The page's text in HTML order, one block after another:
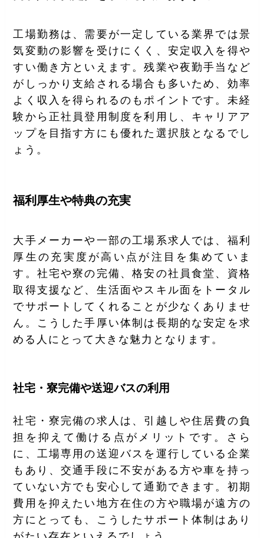
工場勤務は、需要が一定している業界では景
気変動の影響を受けにくく、安定収入を得や
すい働き方といえます。残業や夜勤手当など
がしっかり支給される場合も多いため、効率
よく収入を得られるのもポイントです。未経
験から正社員登用制度を利用し、キャリアア
ップを目指す方にも優れた選択肢となるでし
ょう。
福利厚生や特典の充実
大手メーカーや一部の工場系求人では、福利
厚生の充実度が高い点が注目を集めていま
す。社宅や寮の完備、格安の社員食堂、資格
取得支援など、生活面やスキル面をトータル
でサポートしてくれることが少なくありませ
ん。こうした手厚い体制は長期的な安定を求
める人にとって大きな魅力となります。
社宅・寮完備や送迎バスの利用
社宅・寮完備の求人は、引越しや住居費の負
担を抑えて働ける点がメリットです。さら
に、工場専用の送迎バスを運行している企業
もあり、交通手段に不安がある方や車を持っ
ていない方でも安心して通勤できます。初期
費用を抑えたい地方在住の方や職場が遠方の
方にとっても、こうしたサポート体制はあり